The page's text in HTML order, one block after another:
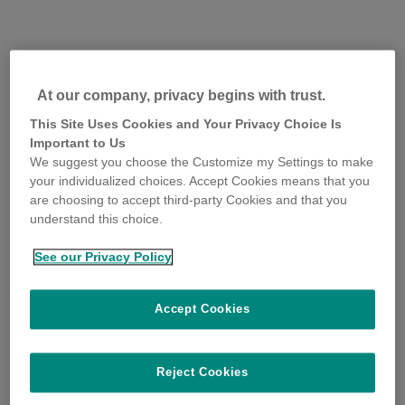
At our company, privacy begins with trust.
This Site Uses Cookies and Your Privacy Choice Is
Important to Us
We suggest you choose the Customize my Settings to make
your individualized choices. Accept Cookies means that you
are choosing to accept third-party Cookies and that you
understand this choice.
See our Privacy Policy
Reject Cookies
Accept Cookies